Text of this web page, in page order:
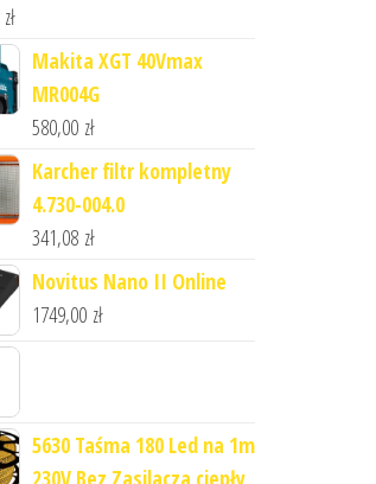
zł
Makita XGT 40Vmax
MR004G
580,00 zł
Karcher filtr kompletny
4.730-004.0
341,08 zł
Novitus Nano II Online
1749,00 zł
5630 Taśma 180 Led na 1m
230V Bez Zasilacza ciepły